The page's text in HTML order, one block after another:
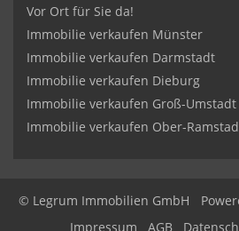
Vor Ort für Sie da!
Immobilie verkaufen Münster
Immobilie verkaufen Darmstadt
Immobilie verkaufen Dieburg
Immobilie verkaufen Groß-Umstadt
Immobilie verkaufen Ober-
© Legrum Immobilien GmbH
Impressum
AGB